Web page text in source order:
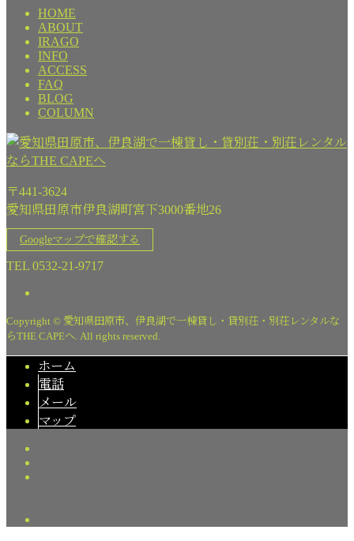
HOME
ABOUT
IRAGO
INFO
ACCESS
FAQ
BLOG
COLUMN
〒441-3624
愛知県田原市伊良湖町宮下3000番地26
Googleマップで確認する
TEL 0532-21-9717
Copyright © 愛知県田原市、伊良湖で一棟貸し・貸別荘・別荘レンタルな
らTHE CAPEへ. All rights reserved.
ホーム
電話
メール
マップ